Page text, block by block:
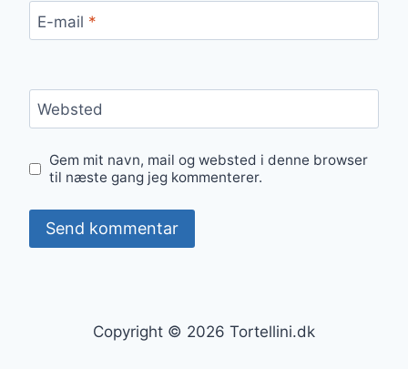
E-mail *
Websted
Gem mit navn, mail og websted i denne browser
til næste gang jeg kommenterer.
Copyright © 2026 Tortellini.dk